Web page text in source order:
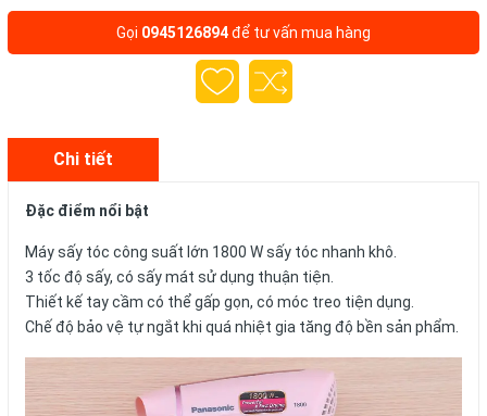
Gọi 0945126894để tư vấn mua hàng
Chi tiết
Đặc điểm nổi bật
Máy sấy tóc công suất lớn 1800 W sấy tóc nhanh khô.
3 tốc độ sấy, có sấy mát sử dụng thuận tiện.
Thiết kế tay cầm có thể gấp gọn, có móc treo tiện dụng.
Chế độ bảo vệ tự ngắt khi quá nhiệt gia tăng độ bền sản phẩm.